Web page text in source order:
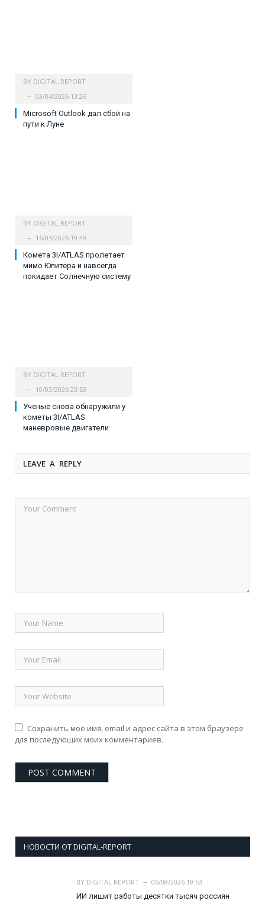
BY DIGITAL REPORT
03/04/2026 13:26
Microsoft Outlook дал сбой на
пути к Луне
BY DIGITAL REPORT
16/03/2026 19:49
Комета 3I/ATLAS пролетает
мимо Юпитера и навсегда
покидает Солнечную систему
BY DIGITAL REPORT
10/03/2026 23:53
Ученые снова обнаружили у
кометы 3I/ATLAS
маневровые двигатели
LEAVE A REPLY
Сохранить моё имя, email и адрес сайта в этом браузере
для последующих моих комментариев.
НОВОСТИ ОТ DIGITAL-REPORT
BY DIGITAL REPORT
06/08/2026 19:53
ИИ лишит работы десятки тысяч россиян